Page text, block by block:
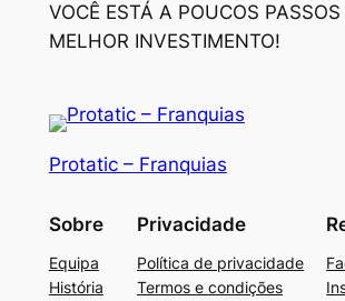
VOCÊ ESTÁ A POUCOS
MELHOR INVESTIMENTO!
Protatic – Franquias
Sobre
Equipa
História
Privacidade
Política de privacidade
Termos e condições